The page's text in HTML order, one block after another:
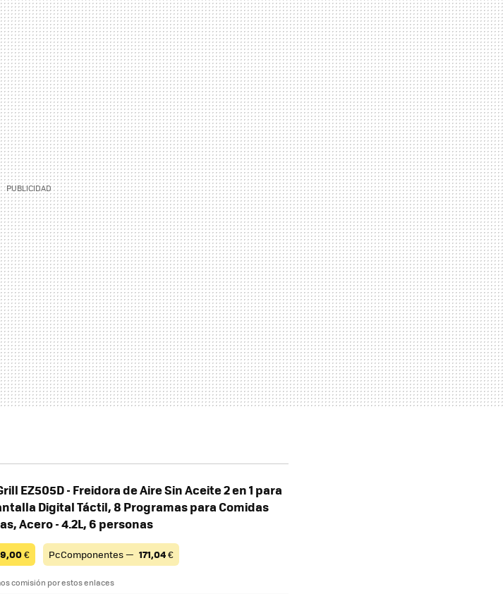
EZ505D - Freidora de Aire Sin Aceite 2 en 1 para
Digital Táctil, 8 Programas para Comidas
Acero - 4.2L, 6 personas
€ PcComponentes — 171,04€
comisión por estos enlaces